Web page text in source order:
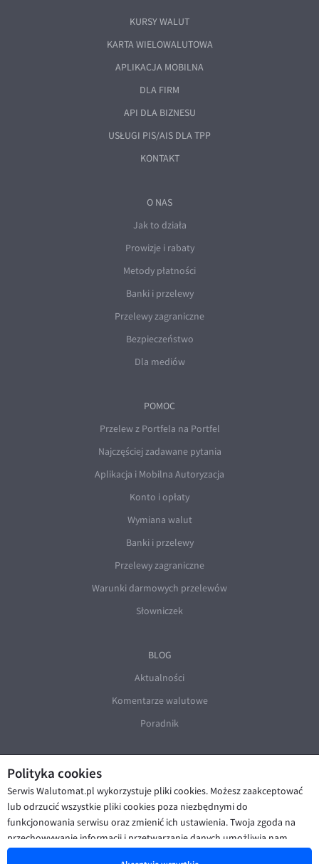
Polityka cookies
Serwis Walutomat.pl wykorzystuje pliki cookies. Możesz zaakceptować
lub odrzucić wszystkie pliki cookies poza niezbędnymi do
funkcjonowania serwisu oraz zmienić ich ustawienia. Twoja zgoda na
przechowywanie informacji i przetwarzanie danych umożliwia nam
poprawę funkcjonalności strony oraz prezentowanie Ci
KURSY WALUT
KARTA WIELOWALUTOWA
APLIKACJA MOBILNA
DLA FIRM
API DLA BIZNESU
USŁUGI PIS/AIS DLA TPP
KONTAKT
O NAS
Jak to działa
Prowizje i rabaty
Metody płatności
Banki i przelewy
Przelewy zagraniczne
Bezpieczeństwo
Dla mediów
POMOC
Przelew z Portfela na Portfel
Najczęściej zadawane pytania
Aplikacja i Mobilna Autoryzacja
Konto i opłaty
Wymiana walut
Banki i przelewy
Przelewy zagraniczne
Warunki darmowych przelewów
Słowniczek
BLOG
Aktualności
Komentarze walutowe
Poradnik
© Walutomat 2026 | Regulaminy
|
Polityka prywatności i cookies | Deklaracja dostępności